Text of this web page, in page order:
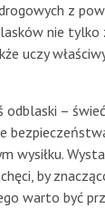
z
nie tylko
uczy
–
wysiłku.
by
warto być